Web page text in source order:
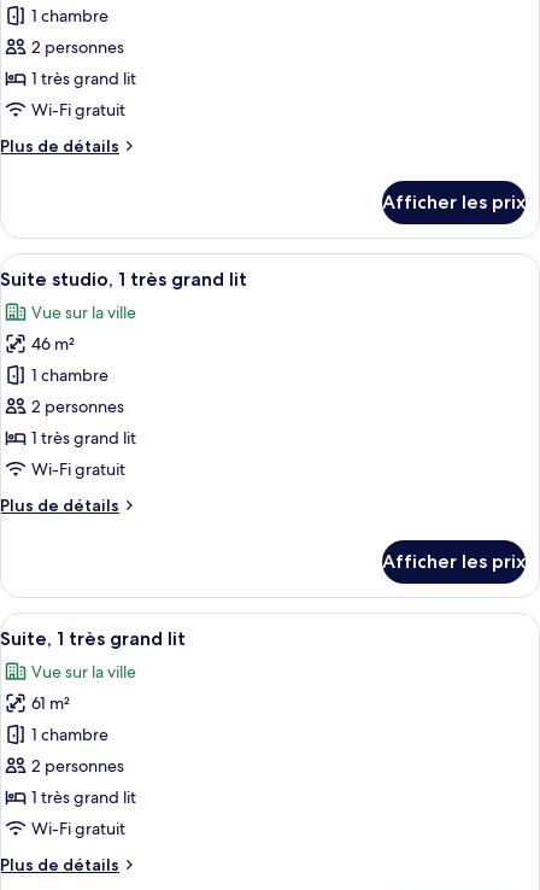
la
ville
sur
la
ville
pour
ce
type
de
chambre :
Chambre
très
grand
lit
(View)
1 chambre
2 personnes
1 très grand lit
Wi-Fi gratuit
Plus de détails
Plus
Chambre
Prestige,
1
grand
lit
(View)
Afficher les prix
Afficher
toutes
les
photos
pour
ce
type
de
chambre :
Suite
très
grand
lit
Une chambre d’hôtel moderne avec
11
Suite studio, 1 très grand lit
Vue sur la ville
46 m²
1 chambre
2 personnes
1 très grand lit
Wi-Fi gratuit
Plus de détails
Plus
Suite
studio,
1
grand
lit
Afficher les prix
Afficher
toutes
les
photos
pour
ce
type
de
chambre :
Suite,
Une chambre d’hôtel moderne
8
Suite, 1 très grand lit
Vue sur la ville
61 m²
1 chambre
2 personnes
1 très grand lit
Wi-Fi gratuit
Plus de détails
Plus